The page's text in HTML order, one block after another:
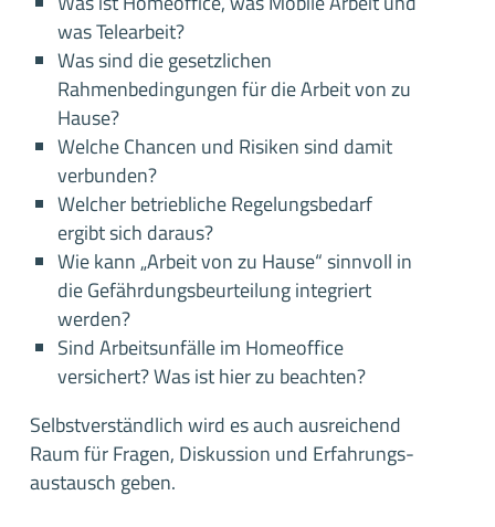
was Telearbeit?
Was sind die gesetzlichen
Rahmenbedingungen für die Arbeit von zu
Hause?
Welche Chancen und Risiken sind damit
verbunden?
Welcher betriebliche Regelungsbedarf
ergibt sich daraus?
Wie kann „Arbeit von zu Hause“ sinnvoll in
die Gefährdungsbeurteilung integriert
werden?
Sind Arbeitsunfälle im Homeoffice
versichert? Was ist hier zu beachten?
Selbstverständlich wird es auch ausreichend
Raum für Fragen, Diskussion und Erfahrungs­
austausch geben.